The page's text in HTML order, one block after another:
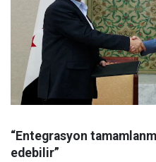
“Entegrasyon
edebilir”